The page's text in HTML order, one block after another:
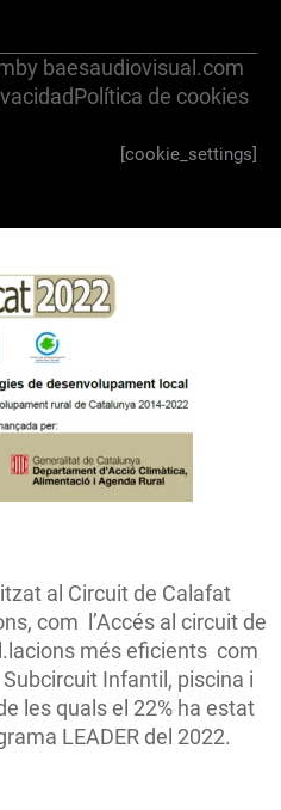
by baesaudiovisual.com
Política de cookies
[cookie_settings]
al Circuit de Calafat
com l’Accés al circuit de
més eficients com
Infantil, piscina i
les quals el 22% ha estat
LEADER del 2022.